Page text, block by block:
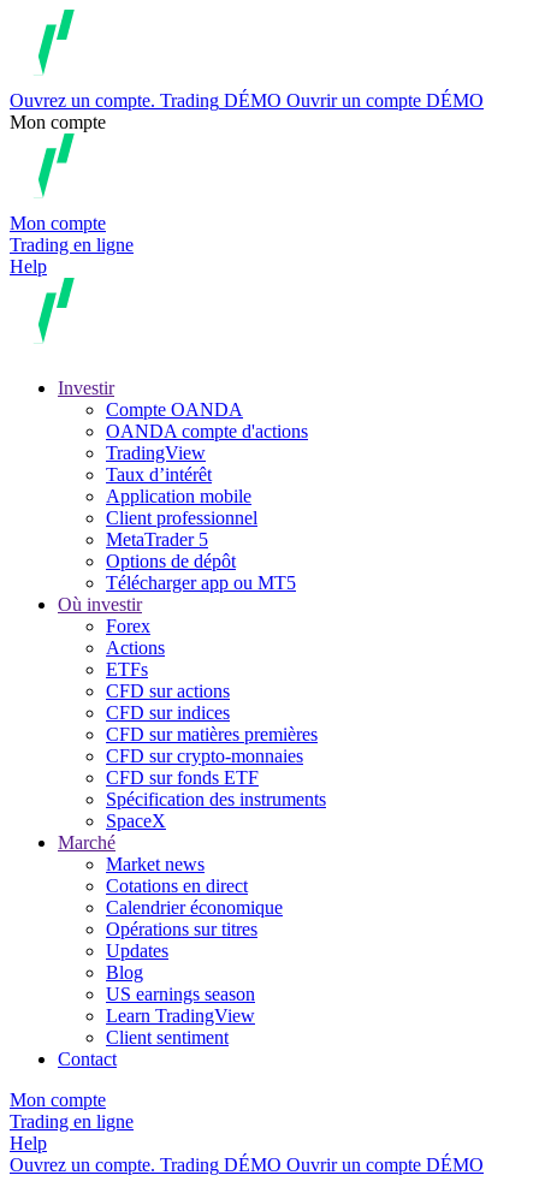
Ouvrez un compte. Trading DÉMO Ouvrir un compte DÉMO
Mon compte
Mon compte
Trading en ligne
Help
Investir
Compte OANDA
OANDA compte d'actions
TradingView
Taux d’intérêt
Application mobile
Client professionnel
MetaTrader 5
Options de dépôt
Télécharger app ou MT5
Où investir
Forex
Actions
ETFs
CFD sur actions
CFD sur indices
CFD sur matières premières
CFD sur crypto-monnaies
CFD sur fonds ETF
Spécification des instruments
SpaceX
Marché
Market news
Cotations en direct
Calendrier économique
Opérations sur titres
Updates
Blog
US earnings season
Learn TradingView
Client sentiment
Contact
Mon compte
Trading en ligne
Help
Ouvrez un compte. Trading DÉMO Ouvrir un compte DÉMO